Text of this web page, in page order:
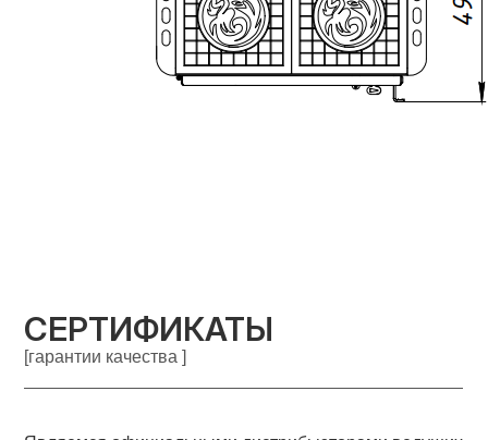
СЕРТИФИКАТЫ
[гарантии качества ]